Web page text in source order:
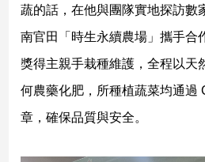
社
會/
地
方
新
病
蔬的話，在他與團隊實地探訪數
南官田「時生永續農場」攜手合
獎得主親手栽種維護，全程以天
何農藥化肥，所種植蔬菜均通過
章，確保品質與安全。